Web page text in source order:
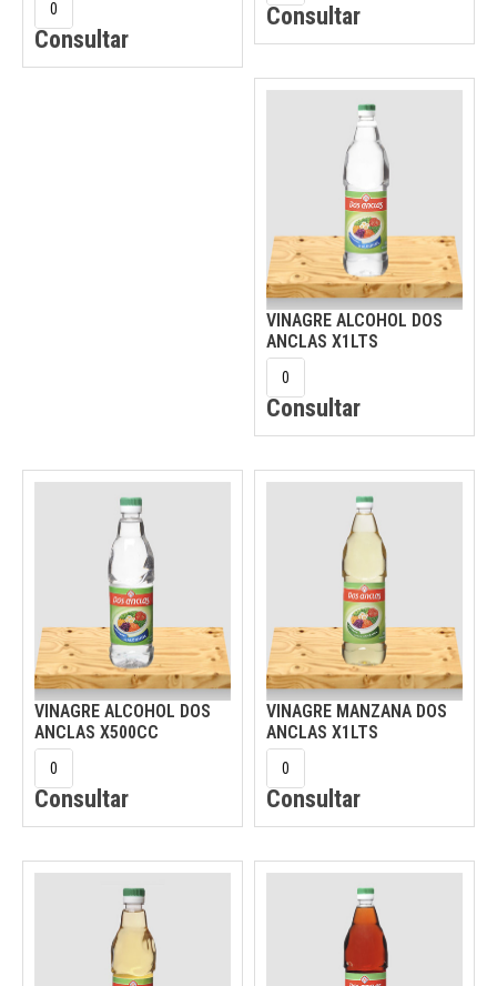
Consultar
Consultar
VINAGRE ALCOHOL DOS
ANCLAS X1LTS
Consultar
VINAGRE ALCOHOL DOS
ANCLAS X500CC
Consultar
VINAGRE MANZANA DOS
ANCLAS X1LTS
Consultar